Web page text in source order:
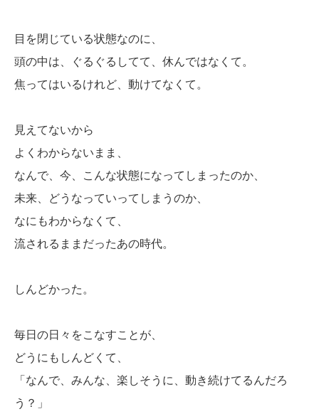
目を閉じている状態なのに、
頭の中は、ぐるぐるしてて、休んではなくて。
焦ってはいるけれど、動けてなくて。
見えてないから
よくわからないまま、
なんで、今、こんな状態になってしまったのか、
未来、どうなっていってしまうのか、
なにもわからなくて、
流されるままだったあの時代。
しんどかった。
毎日の日々をこなすことが、
どうにもしんどくて、
「なんで、みんな、楽しそうに、動き続けてるんだろ
う？」